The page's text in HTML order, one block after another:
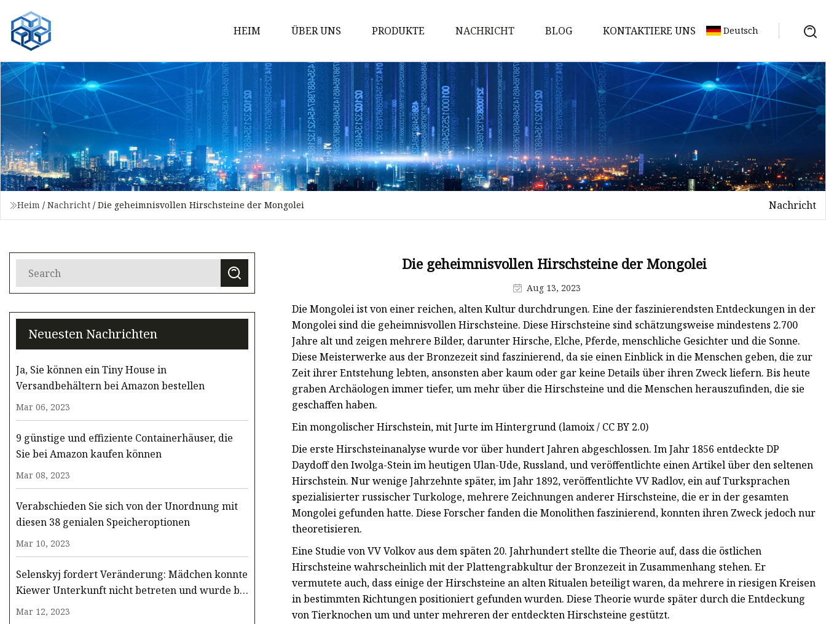
HEIM ÜBER UNS PRODUKTE
Leichte Stahlrahmenhäuser
Mongolische Jurte
Lagerhaus
Erweiterbares Haus
Containerhaus
Flat-Pack-Containerhaus
Winziges Haus
Spezialbehälter
NACHRICHT BLOG KONTAKTIERE UNS Deutsch
Heim / Nachricht / Die geheimnisvollen Hirschsteine ​​der Mongolei Nachricht
Neuesten Nachrichten
Ja, Sie können ein Tiny House in
Versandbehältern bei Amazon bestellen
Mar 06, 2023
9 günstige und effiziente Containerhäuser, die
Sie bei Amazon kaufen können
Mar 08, 2023
Verabschieden Sie sich von der Unordnung mit
diesen 38 genialen Speicheroptionen
Mar 10, 2023
Selenskyj fordert Veränderung: Mädchen konnte
Kiewer Unterkunft nicht betreten und wurde bei
russischem Angriff getötet
Mar 12, 2023
Die geheimnisvollen Hirschsteine ​​der Mongolei
Aug 13, 2023
Die Mongolei ist von einer reichen, alten Kultur durchdrungen. Eine der faszinierendsten Entdeckungen in der
Mongolei sind die geheimnisvollen Hirschsteine. Diese Hirschsteine ​​sind schätzungsweise mindestens 2.700
Jahre alt und zeigen mehrere Bilder, darunter Hirsche, Elche, Pferde, menschliche Gesichter und die Sonne.
Diese Meisterwerke aus der Bronzezeit sind faszinierend, da sie einen Einblick in die Menschen geben, die zur
Zeit ihrer Entstehung lebten, ansonsten aber kaum oder gar keine Details über ihren Zweck liefern. Bis heute
graben Archäologen immer tiefer, um mehr über die Hirschsteine ​​und die Menschen herauszufinden, die sie
geschaffen haben.
Ein mongolischer Hirschstein, mit Jurte im Hintergrund (lamoix / CC BY 2.0)
Die erste Hirschsteinanalyse wurde vor über hundert Jahren abgeschlossen. Im Jahr 1856 entdeckte DP
Daydoff den Iwolga-Stein im heutigen Ulan-Ude, Russland, und veröffentlichte einen Artikel über den seltenen
Hirschstein. Nur wenige Jahrzehnte später, im Jahr 1892, veröffentlichte VV Radlov, ein auf Turksprachen
spezialisierter russischer Turkologe, mehrere Zeichnungen anderer Hirschsteine, die er in der gesamten
Mongolei gefunden hatte. Diese Forscher fanden die Monolithen faszinierend, konnten ihren Zweck jedoch nur
theoretisieren.
Eine Studie von VV Volkov aus dem späten 20. Jahrhundert stellte die Theorie auf, dass die östlichen
Hirschsteine ​​wahrscheinlich mit der Plattengrabkultur der Bronzezeit in Zusammenhang stehen. Er
vermutete auch, dass einige der Hirschsteine ​​an alten Ritualen beteiligt waren, da mehrere in riesigen Kreisen
in bestimmten Richtungen positioniert gefunden wurden. Diese Theorie wurde später durch die Entdeckung
von Tierknochen um und unter mehreren der entdeckten Hirschsteine ​​gestützt.